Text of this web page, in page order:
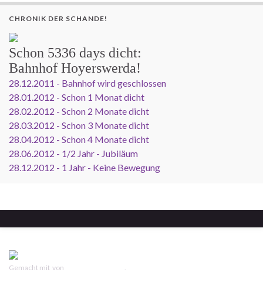
CHRONIK DER SCHANDE!
Schon 5336 days dicht:
Bahnhof Hoyerswerda!
28.12.2011 - Bahnhof wird geschlossen
28.01.2012 - Schon 1 Monat dicht
28.02.2012 - Schon 2 Monate dicht
28.03.2012 - Schon 3 Monate dicht
28.04.2012 - Schon 4 Monate dicht
28.06.2012 - 1/2 Jahr - Jubiläum
28.12.2012 - 1 Jahr - Keine Bewegung
Gemacht mit von .